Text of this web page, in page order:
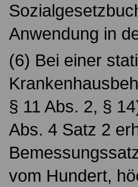
Anwendung in
(6) Bei einer
§ 11 Abs. 2, §
Abs. 4 Satz 2
vom Hundert,